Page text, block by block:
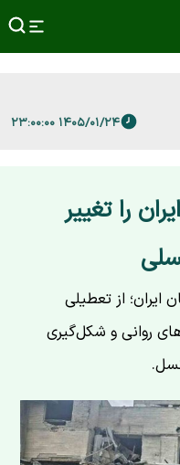
۱۴۰۵/۰۱/۲۴ ۲۳:۰۰:۰۰
را تغییر
ایران؛ از تعطیلی
روانی و شکل‌گیری